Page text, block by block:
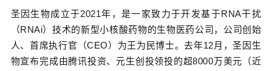
圣因生物成立于2021年，是一家致力于开发基于RNA干扰
（RNAi）技术的新型小核酸药物的生物医药公司，公司创始
人、首席执行官（CEO）为王为民博士。去年12月，圣因生
物宣布完成由腾讯投资、元生创投领投的超8000万美元（近